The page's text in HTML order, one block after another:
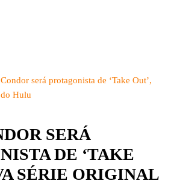
será protagonista de ‘Take Out’,
Hulu
SERÁ
DE ‘TAKE
SÉRIE ORIGINAL